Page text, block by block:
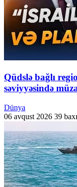
Qüdslə bağlı
səviyyəsində
Dünya
06 avqust 2026 39